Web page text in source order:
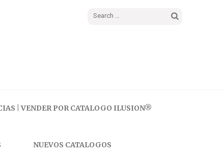
Search
| VENDER POR CATALOGO ILUSION®
NUEVOS CATALOGOS